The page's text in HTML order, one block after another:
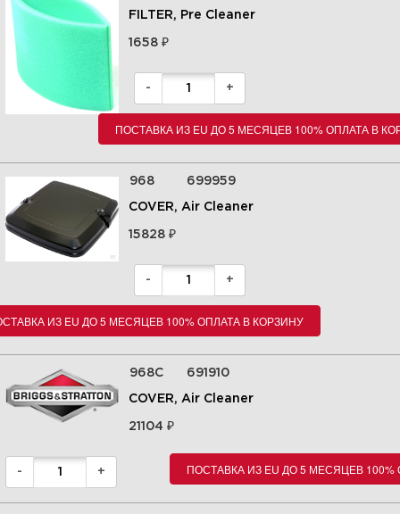
15 Впускной коллектор
295442-0113-E9
Увеличить
FILTER, Pre Cleaner
1658₽
- +
ПОСТАВКА ИЗ EU ДО 5 МЕСЯЦЕВ 100% ОПЛАТА В
968 699959
COVER, Air Cleaner
15828₽
- +
ИЗ EU ДО 5 МЕСЯЦЕВ 100% ОПЛАТА В КОРЗИНУ
968C 691910
COVER, Air Cleaner
21104₽
- + ПОСТАВКА ИЗ EU ДО 5 МЕСЯЦЕВ